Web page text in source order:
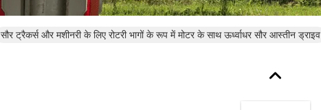
सौर ट्रैकर्स और मशीनरी के लिए रोटरी भागों के रूप में मोटर के साथ ऊर्ध्वाधर सौर आस्तीन ड्राइव